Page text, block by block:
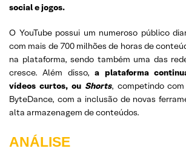
social e jogos.
O YouTube possui um numeroso público
com mais de 700 milhões de horas de
na plataforma, sendo também uma das
cresce. Além disso,a plataforma
vídeos curtos, ou Shorts, competindo
ByteDance, com a inclusão de novas
alta armazenagem de conteúdos.
ANÁLISE